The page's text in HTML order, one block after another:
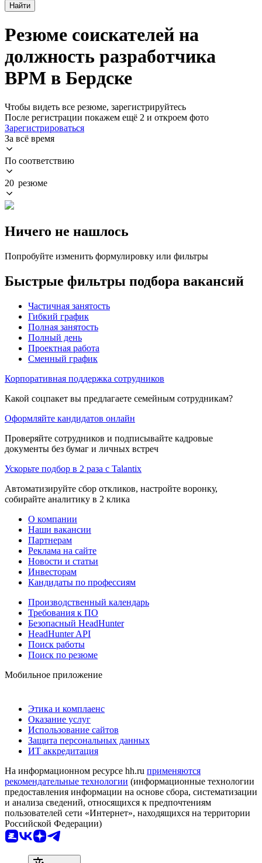
Найти
Резюме соискателей на
должность разработчика
BPM в Бердске
Чтобы видеть все резюме, зарегистрируйтесь
После регистрации покажем ещё 2 и откроем фото
Зарегистрироваться
За всё время
По соответствию
20 резюме
Ничего не нашлось
Попробуйте изменить формулировку или фильтры
Быстрые фильтры подбора вакансий
Частичная занятость
Гибкий график
Полная занятость
Полный день
Проектная работа
Сменный график
Корпоративная поддержка сотрудников
Какой соцпакет вы предлагаете семейным сотрудникам?
Оформляйте кандидатов онлайн
Проверяйте сотрудников и подписывайте кадровые
документы без бумаг и личных встреч
Ускорьте подбор в 2 раза с Talantix
Автоматизируйте сбор откликов, настройте воронку,
собирайте аналитику в 2 клика
О компании
Наши вакансии
Партнерам
Реклама на сайте
Новости и статьи
Инвесторам
Кандидаты по профессиям
Производственный календарь
Требования к ПО
Безопасный HeadHunter
HeadHunter API
Поиск работы
Поиск по резюме
Мобильное приложение
Этика и комплаенс
Оказание услуг
Использование сайтов
Защита персональных данных
ИТ аккредитация
На информационном ресурсе hh.ru применяются
рекомендательные технологии (информационные технологии
предоставления информации на основе сбора, систематизации
и анализа сведений, относящихся к предпочтениям
пользователей сети «Интернет», находящихся на территории
Российской Федерации)